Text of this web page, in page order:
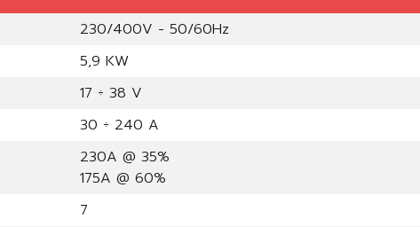
230/400V - 50/60Hz
5,9 KW
17 ÷ 38 V
30 ÷ 240 A
230A @ 35%
175A @ 60%
7